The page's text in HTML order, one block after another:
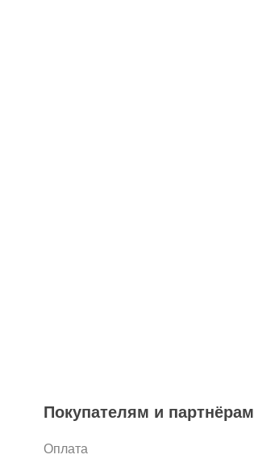
Покупателям и партнёрам
Оплата